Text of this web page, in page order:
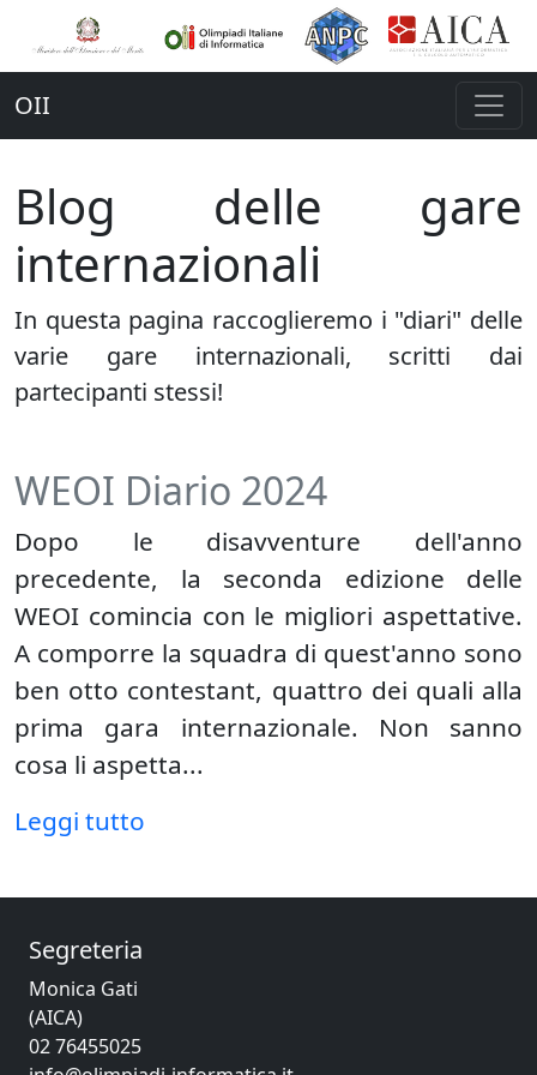
OII
Blog delle gare
internazionali
In questa pagina raccoglieremo i "diari" delle
varie gare internazionali, scritti dai
partecipanti stessi!
WEOI Diario 2024
Dopo le disavventure dell'anno
precedente, la seconda edizione delle
WEOI comincia con le migliori aspettative.
A comporre la squadra di quest'anno sono
ben otto contestant, quattro dei quali alla
prima gara internazionale. Non sanno
cosa li aspetta...
Leggi tutto
Segreteria
Monica Gati
(AICA)
02 76455025